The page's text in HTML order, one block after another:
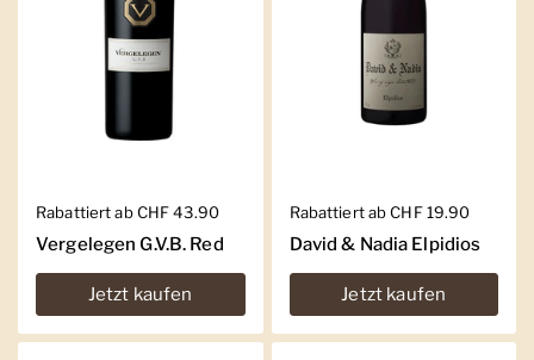
Regulärer Preis
Rabattiert ab CHF 43.90
Vergelegen G.V.B. Red
Jetzt kaufen
Regulärer Preis
Rabattiert ab CHF 19.90
David & Nadia Elpidios
Jetzt kaufen